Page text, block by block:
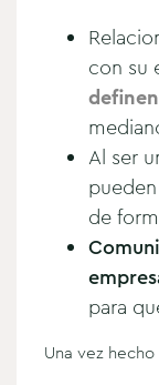
con su
Al ser
pueden
de
para
Una vez